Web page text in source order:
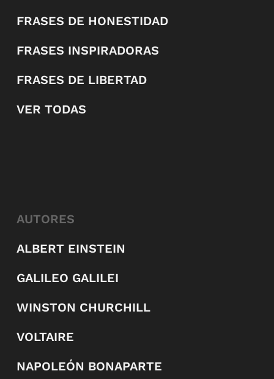
FRASES DE HONESTIDAD
FRASES INSPIRADORAS
FRASES DE LIBERTAD
VER TODAS
AUTORES
ALBERT EINSTEIN
GALILEO GALILEI
WINSTON CHURCHILL
VOLTAIRE
NAPOLEÓN BONAPARTE